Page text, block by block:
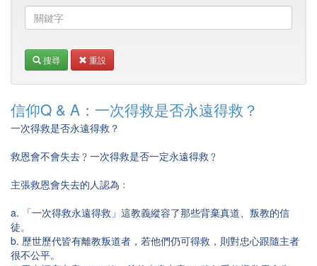
搜尋 重設
信仰Q & A：一次得救是否永遠得救？
一次得救是否永遠得救？
救恩會不會失去﹖一次得救是否一定永遠得救﹖
主張救恩會失去的人認為﹕
a. 「一次得救永遠得救」這教義縱容了那些背棄真道、叛教的信
徒。
b. 歷世歷代皆有離教叛道者，若他們仍可得救，則對忠心跟隨主者
很不公平。